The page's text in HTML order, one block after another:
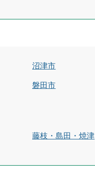
沼津市
磐田市
藤枝・島田・焼津